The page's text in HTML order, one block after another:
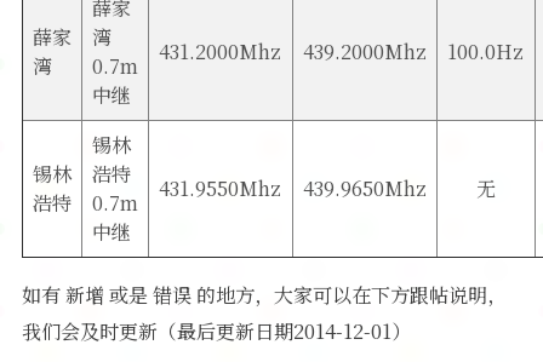
薛家
湾
薛家
湾
0.7m
中继
431.2000Mhz 439.2000Mhz 100.0Hz
锡林
浩特
锡林
浩特
0.7m
中继
431.9550Mhz 439.9650Mhz 无
如有 新增 或是 错误 的地方，大家可以在下方跟帖说明，
我们会及时更新（最后更新日期2014-12-01）